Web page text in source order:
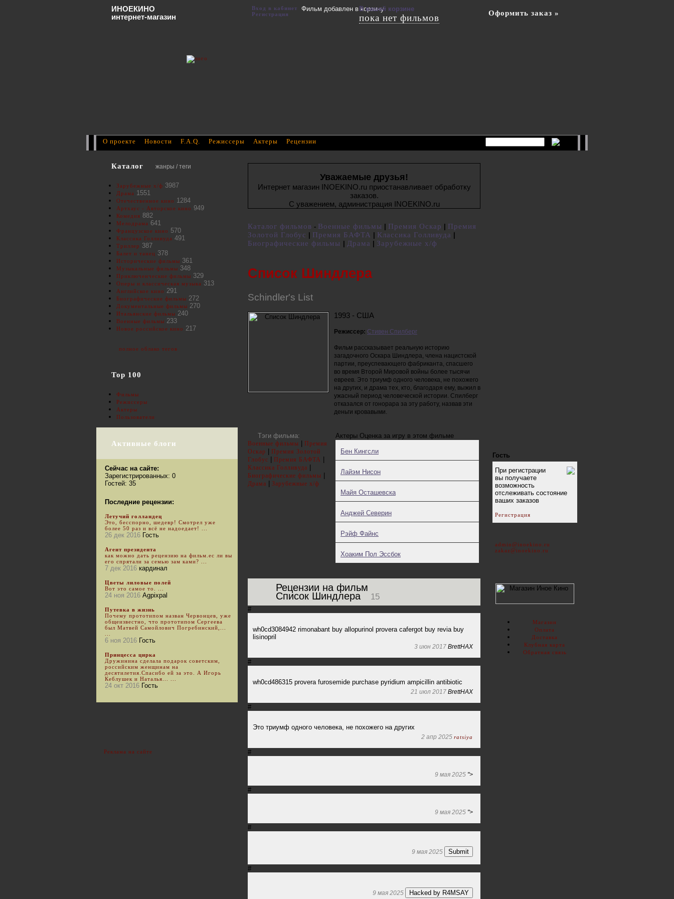
Уважаемые друзья!
Интернет магазин INOEKINO.ru приостанавливает обработку
заказов.
С уважением, администрация INOEKINO.ru
Каталог фильмов - Военные фильмы Премия Оскар
Премия
Золотой Глобус
Премия БАФТА Классика Голливуда
Биографические фильмы Драма Зарубежные х/ф
Список Шиндлера
Schindler's List
1993 - США
Режиссер: Стивен Спилберг
Фильм рассказывает реальную историю
загадочного Оскара Шиндлера, члена нацистской
партии, преуспевающего фабриканта, спасшего
во время Второй Мировой войны более тысячи
евреев. Это триумф одного человека, не похожего
на других, и драма тех, кто, благодаря ему, выжил в
ужасный период человеческой истории. Спилберг
отказался от гонорара за эту работу, назвав эти
деньги кровавыми.
Тэги фильма:
Военные фильмы | Премия
Оскар | Премия Золотой
Глобус | Премия БАФТА |
Классика Голливуда |
Биографические фильмы |
Драма | Зарубежные х/ф
Актеры Оценка за игру в этом фильме
Бен Кингсли
Лайэм Нисон
Майя Осташевска
Анджей Северин
Рэйф Файнс
Хоаким Пол Эссбок
Рецензии на фильм
Список Шиндлера 15
#
wh0cd3084942 rimonabant buy allopurinol provera cafergot buy revia buy
lisinopril
3 июн 2017 BrettHAX
#
wh0cd486315 provera furosemide purchase pyridium ampicillin antibiotic
21 июл 2017 BrettHAX
#
Это триумф одного человека, не похожего на других
2 апр 2025 ratsiya
#
9 мая 2025 ">
#
9 мая 2025 ">
#
9 мая 2025 Submit
#
9 мая 2025 Hacked by R4MSAY
Каталог жанры / теги
Зарубежные х/ф 3987
Драма 1551
Отечественное кино 1284
Артхаус - Авторское кино 949
Комедия 882
Мелодрама 641
Французское кино 570
Классика Голливуда 491
Триллер 387
Балет и танец 378
Исторические фильмы 361
Музыкальные фильмы 348
Приключенческие фильмы 329
Оперы и классическая музыка 313
Английское кино 291
Биографические фильмы 272
Документальные фильмы 270
Итальянские фильмы 240
Военные фильмы 233
Новое российское кино 217
полное облако тегов
Top 100
Фильмы
Режиссеры
Актеры
Пользователи
Активные блоги
Сейчас на сайте:
Зарегистрированных: 0
Гостей: 35
Последние рецензии:
Летучий голландец
Это, бесспорно, шедевр! Смотрел уже
более 50 раз и всё не надоедает! ...
26 дек 2016 Гость
Агент президента
как можно дать рецензию на фильм.ес ли вы
его спрятали за семью зам ками? ...
7 дек 2016 кардинал
Цветы лиловые полей
Вот это самое то. ...
24 ноя 2016 Agpixpal
Путевка в жизнь
Почему прототипом назван Червонцев, уже
общеизвестно, что прототипом Сергеева
был Матвей Самойлович Погребинский,...
6 ноя 2016 Гость
Принцесса цирка
Дружинина сделала подарок советским,
российским женщинам на
десятилетия.Спасибо ей за это. А Игорь
Кеблушек и Наталья... ...
24 окт 2016 Гость
Реклама на сайте
Гость
При регистрации
вы получаете
возможность
отслеживать состояние
ваших заказов
Регистрация
admin@inoekino.ru
zakaz@inoekino.ru
Магазин
Оплата
Доставка
Клубная карта
Обратная связь
О проекте Новости F.A.Q. Режиссеры Актеры Рецензии
Фильм добавлен в корзину
ИНОЕКИНО
интернет-магазин
Вход в кабинет
Регистрация
В вашей корзине
пока нет фильмов Оформить заказ »